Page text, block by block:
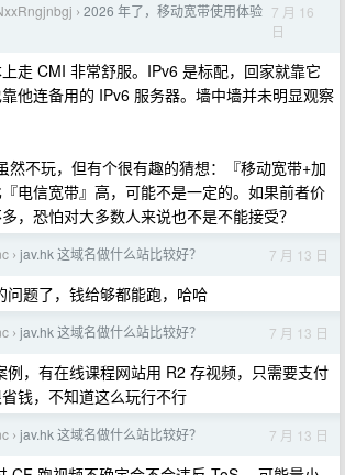
› 2026 年了，移动宽带使用体验 7 月 16
日
走 CMI 非常舒服。IPv6 是标配，回家就靠它
他连备用的 IPv6 服务器。墙中墙并未明显观察
然不玩，但有个很有趣的猜想：『移动宽带+加
电信宽带』高，可能不是一定的。如果前者价
，恐怕对大多数人来说也不是不能接受？
› jav.hk 这域名做什么站比较好？ 7 月 13 日
问题了，钱给够都能跑，哈哈
› jav.hk 这域名做什么站比较好？ 7 月 13 日
例，有在线课程网站用 R2 存视频，只需要支付
钱，不知道这么玩行不行
› jav.hk 这域名做什么站比较好？ 7 月 13 日